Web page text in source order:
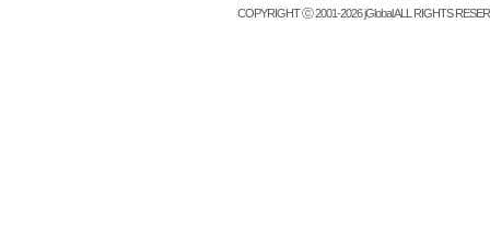
COPYRIGHT ⓒ 2001-2026 jGlobal ALL RIGHTS